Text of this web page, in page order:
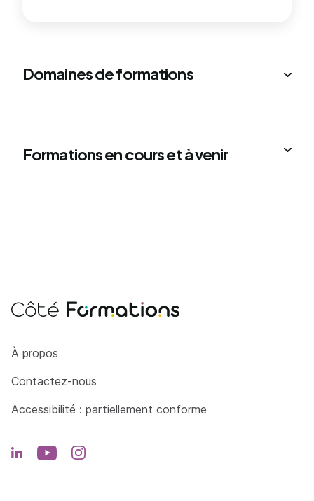
Domaines de formations
Formations en cours et à venir
Côté Formations
À propos
Contactez-nous
Accessibilité : partiellement conforme